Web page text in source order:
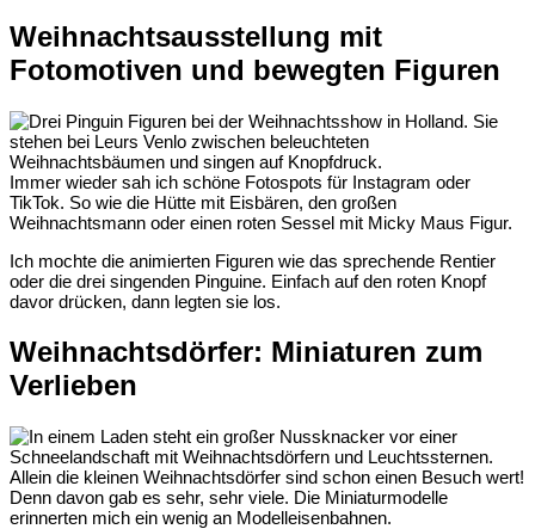
Weihnachtsausstellung mit
Fotomotiven und bewegten Figuren
Immer wieder sah ich schöne Fotospots für Instagram oder
TikTok. So wie die Hütte mit Eisbären, den großen
Weihnachtsmann oder einen roten Sessel mit Micky Maus Figur.
Ich mochte die animierten Figuren wie das sprechende Rentier
oder die drei singenden Pinguine. Einfach auf den roten Knopf
davor drücken, dann legten sie los.
Weihnachtsdörfer: Miniaturen zum
Verlieben
Allein die kleinen Weihnachtsdörfer sind schon einen Besuch wert!
Denn davon gab es sehr, sehr viele. Die Miniaturmodelle
erinnerten mich ein wenig an Modelleisenbahnen.